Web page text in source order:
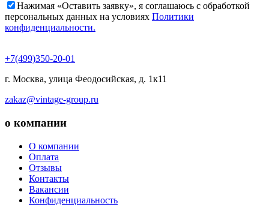
Нажимая «Оставить заявку», я соглашаюсь c обработкой
персональных данных на условиях Политики
конфиденциальности.
+7(499)350-20-01
г. Москва, ​улица Феодосийская, д. 1к11
zakaz@vintage-group.ru
о компании
О компании
Оплата
Отзывы
Контакты
Вакансии
Конфиденциальность